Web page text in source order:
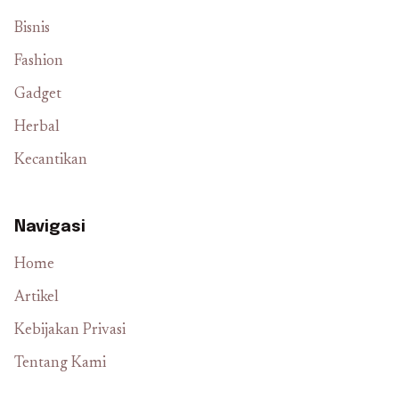
Bisnis
Fashion
Gadget
Herbal
Kecantikan
Navigasi
Home
Artikel
Kebijakan Privasi
Tentang Kami